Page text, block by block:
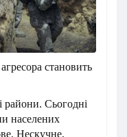
становить
райони. Сьогодні
населених
Нескучне,